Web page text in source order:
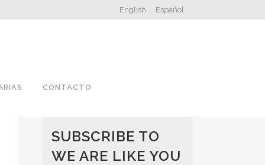
English Español
CONTACTO
SUBSCRIBE TO
WE ARE LIKE YOU